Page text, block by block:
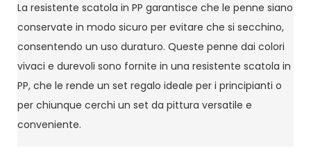
La resistente scatola in PP garantisce che le penne siano
conservate in modo sicuro per evitare che si secchino,
consentendo un uso duraturo. Queste penne dai colori
vivaci e durevoli sono fornite in una resistente scatola in
PP, che le rende un set regalo ideale per i principianti o
per chiunque cerchi un set da pittura versatile e
conveniente.